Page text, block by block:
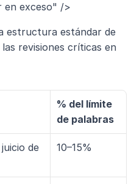
en exceso" />
estructura estándar de
revisiones críticas en
% del límite
de palabras
de
10–15%